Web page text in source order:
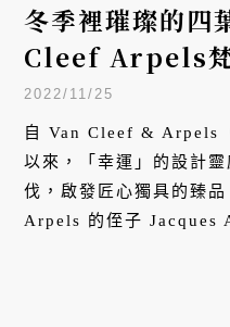
冬季裡璀璨的
Cleef Arpels
「Alhambra」
2022/11/25
自 Van Cleef & Arpels
以來，「幸運」的設計
伐，啟發匠心獨具的臻
Arpels 的侄子 Jacques